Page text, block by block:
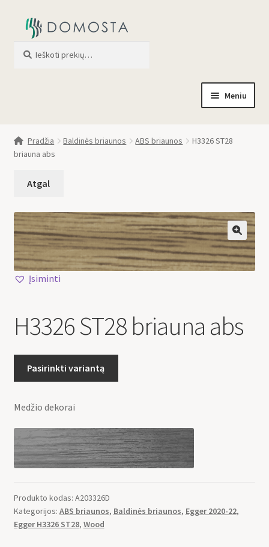
Meniu
Parduotuvė
Apie mus
Profilis
Pradžia Baldinės briaunos ABS briaunos
H3326 ST28
briauna abs
🔍
Įsiminti
H3326 ST28 briauna abs
Pasirinkti variantą
Medžio dekorai
Produkto kodas: A203326D
Kategorijos: ABS briaunos, Baldinės briaunos, Egger 2020-22,
Egger H3326 ST28, Wood